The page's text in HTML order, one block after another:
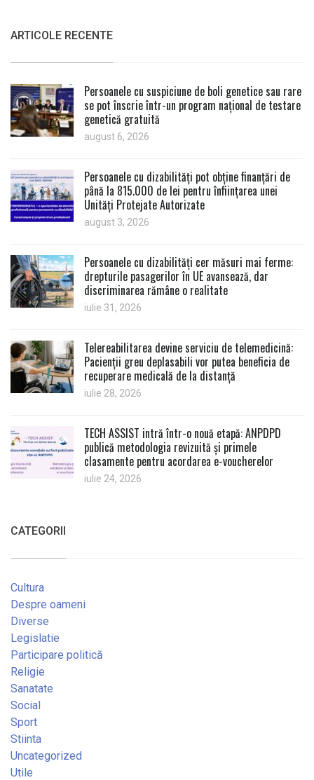
ARTICOLE RECENTE
Persoanele cu suspiciune de boli genetice sau rare
se pot înscrie într-un program național de testare
genetică gratuită
august 6, 2026
Persoanele cu dizabilități pot obține finanțări de
până la 815.000 de lei pentru înființarea unei
Unități Protejate Autorizate
august 3, 2026
Persoanele cu dizabilități cer măsuri mai ferme:
drepturile pasagerilor în UE avansează, dar
discriminarea rămâne o realitate
iulie 31, 2026
Telereabilitarea devine serviciu de telemedicină:
Pacienții greu deplasabili vor putea beneficia de
recuperare medicală de la distanță
iulie 28, 2026
TECH ASSIST intră într-o nouă etapă: ANPDPD
publică metodologia revizuită și primele
clasamente pentru acordarea e-voucherelor
iulie 24, 2026
CATEGORII
Cultura
Despre oameni
Diverse
Legislatie
Participare politică
Religie
Sanatate
Social
Sport
Stiinta
Uncategorized
Utile